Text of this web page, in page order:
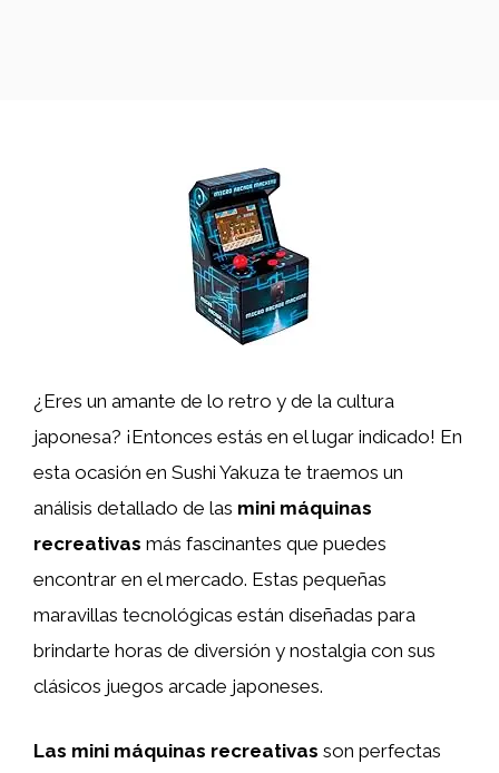
¿Eres un amante de lo retro y de la cultura
japonesa? ¡Entonces estás en el lugar indicado! En
esta ocasión en Sushi Yakuza te traemos un
análisis detallado de las mini máquinas
recreativas más fascinantes que puedes
encontrar en el mercado. Estas pequeñas
maravillas tecnológicas están diseñadas para
brindarte horas de diversión y nostalgia con sus
clásicos juegos arcade japoneses.
Las mini máquinas recreativas son perfectas